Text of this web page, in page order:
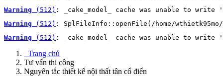
Warning (512) : _cake_model_ cache was unable to
Warning (512) : SplFileInfo::openFile(/home/wthietk95mo/
Warning (512) : _cake_model_ cache was unable to
Trang chủ
Tư vấn thi công
Nguyên tắc thiết kế nội thất tân cổ điển